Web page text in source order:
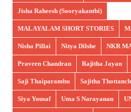
Jisha Raheesh (Sooryakanthi)
MALAYALAM SHORT STORIES
Nisha Pillai Nitya Dilshe NKR
Praveen Chandran Rajitha Jayan
Saji Thaiparambu Sajitha
Siya Yousaf Uma S Narayanan